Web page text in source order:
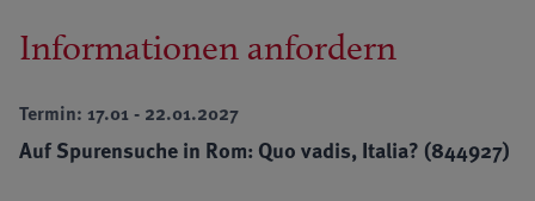
Informationen anfordern
Termin: 17.01 - 22.01.2027
Auf Spurensuche in Rom: Quo vadis, Italia? (844927)